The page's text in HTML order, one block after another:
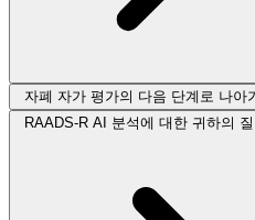
자폐 자가 평가의 다음 단계로 나아
RAADS-R AI 분석에 대한 귀하의